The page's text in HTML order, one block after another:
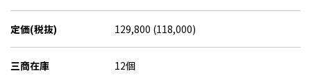
定価(税抜) 129,800 (118,000)
三商在庫 12個